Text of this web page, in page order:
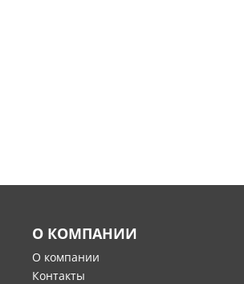
О КОМПАНИИ
О компании
Контакты